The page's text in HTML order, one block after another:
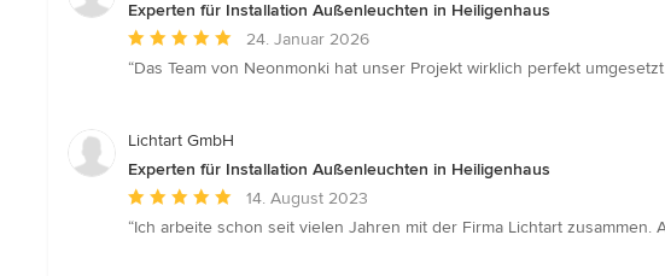
Experten für Installation Außenleuchten in Heiligenhaus
Durchschnittliche
Bewertung:
5
24. Januar 2026
“Das Team von Neonmonki hat unser Projekt wirklich perfekt
Lichtart GmbH
Experten für Installation Außenleuchten in Heiligenhaus
Durchschnittliche
Bewertung:
14. August 2023
“Ich arbeite schon seit vielen Jahren mit der Firma Lichtart